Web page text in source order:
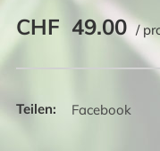
CHF 49.00 /
Facebook